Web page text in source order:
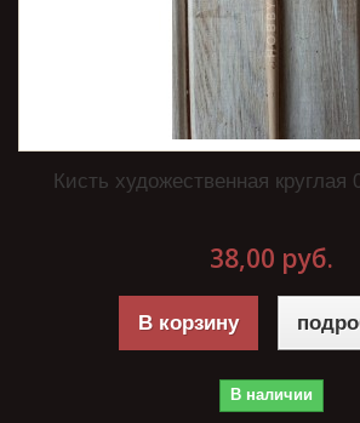
Кисть художественная круглая
38,00 руб.
В корзину
В наличии